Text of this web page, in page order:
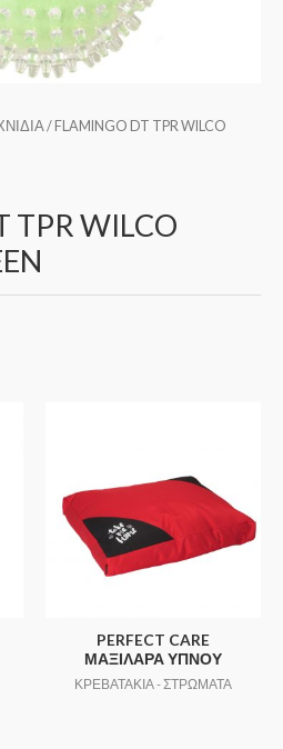
/ FLAMINGO DT TPR WILCO
TPR WILCO
PERFECT CARE
ΜΑΞΙΛΑΡΑ ΥΠΝΟΥ
ΚΡΕΒΑΤΑΚΙΑ - ΣΤΡΩΜΑΤΑ